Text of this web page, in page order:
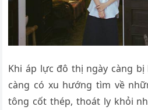
Khi áp lực đô thị ngày càng
càng có xu hướng tìm về
tông cốt thép, thoát ly khỏi